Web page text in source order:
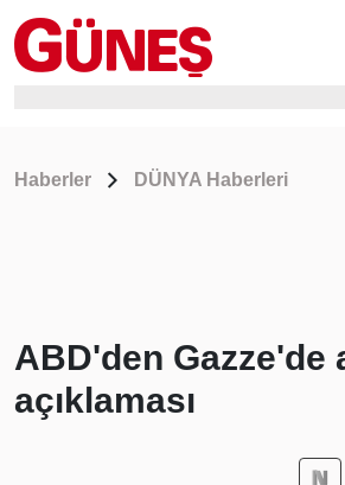
Haberler DÜNYA Haberleri
ABD'den Gazze'de
açıklaması